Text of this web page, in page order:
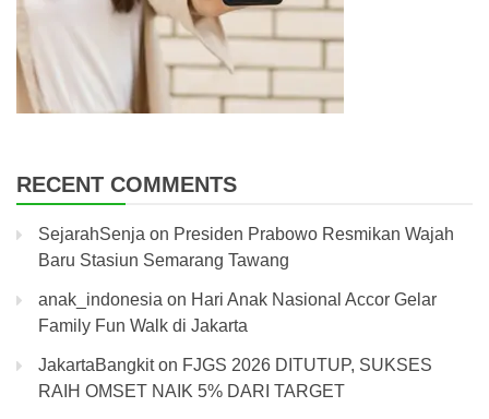
RECENT COMMENTS
SejarahSenja on Presiden Prabowo Resmikan Wajah
Baru Stasiun Semarang Tawang
anak_indonesia on Hari Anak Nasional Accor Gelar
Family Fun Walk di Jakarta
JakartaBangkiton FJGS 2026 DITUTUP, SUKSES
RAIH OMSET NAIK 5% DARI TARGET